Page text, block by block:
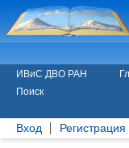
ИВиС ДВО РАН
Поиск
Вход Регистрация